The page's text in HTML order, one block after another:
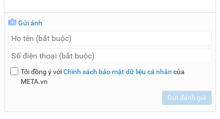
Gửi ảnh
Tôi đồng ý vớiChính sách bảo mật dữ liệu cá nhân của
META.vn
Gửi đánh giá